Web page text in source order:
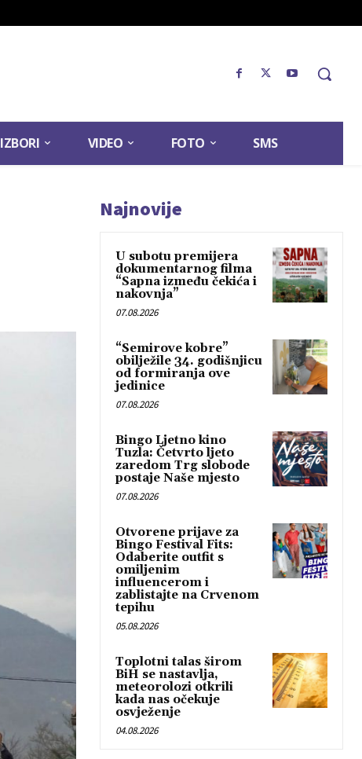
IZBORI VIDEO FOTO SMS
Najnovije
U subotu premijera
dokumentarnog filma
“Sapna između čekića i
nakovnja”
07.08.2026
“Semirove kobre”
obilježile 34. godišnjicu
od formiranja ove
jedinice
07.08.2026
Bingo Ljetno kino
Tuzla: Četvrto ljeto
zaredom Trg slobode
postaje Naše mjesto
07.08.2026
Otvorene prijave za
Bingo Festival Fits:
Odaberite outfit s
omiljenim
influencerom i
zablistajte na Crvenom
tepihu
05.08.2026
Toplotni talas širom
BiH se nastavlja,
meteorolozi otkrili
kada nas očekuje
osvježenje
04.08.2026